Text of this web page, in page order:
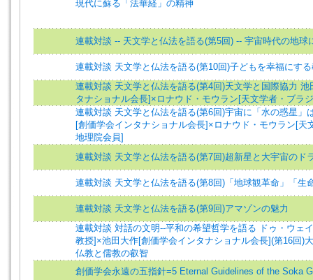
現代に蘇る「法華経」の精神
連載対談 -- 天文学と仏法を語る(第5回) -- 宇宙時代の地球
連載対談 天文学と仏法を語る(第10回)子どもを幸福にす
連載対談 天文学と仏法を語る(第4回)天文学と国際協力
タナショナル会長]×ロナウド・モウラン[天文学者・ブラ
連載対談 天文学と仏法を語る(第6回)宇宙に「水の惑星」
[創価学会インタナショナル会長]×ロナウド・モウラン[天
地理院会員]
連載対談 天文学と仏法を語る(第7回)超新星と大宇宙のド
連載対談 天文学と仏法を語る(第8回)「地球観革命」「生
連載対談 天文学と仏法を語る(第9回)アマゾンの魅力
連載対談 対話の文明--平和の希望哲学を語る ドゥ・ウェ
教授]×池田大作[創価学会インタナショナル会長](第16回)
仏教と儒教の叡智
創価学会永遠の五指針=5 Eternal Guidelines of the Soka